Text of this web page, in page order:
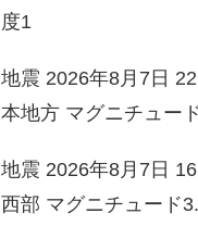
度1
地震 2026年8月7日
本地方 マグニチュー
地震 2026年8月7日
西部 マグニチュード